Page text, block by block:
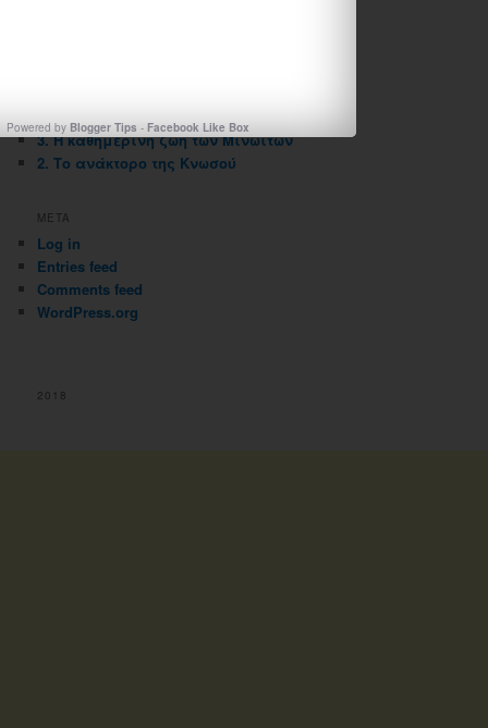
3. Η καθημερινή ζωή των Μινωιτών
2. Το ανάκτορο της Κνωσού
META
Log in
Entries feed
Comments feed
WordPress.org
Powered by Blogger Tips - Facebook Like Box
2018